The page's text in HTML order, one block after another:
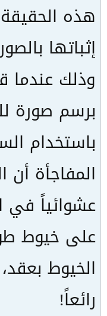
هذه
إثباتها
وذلك عندما
برسم صورة
باستخدام
المفاجأة أن
عشوائياً
على خيوط
الخيوط
رائعاً!